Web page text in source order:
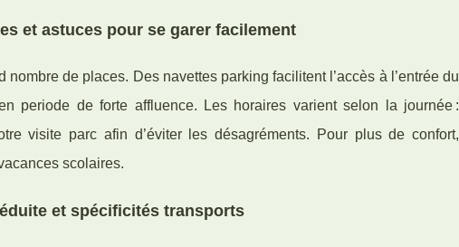
et astuces pour se garer facilement
de places. Des navettes parking facilitent l’accès à l’entrée du
periode de forte affluence. Les horaires varient selon la journée :
visite parc afin d’éviter les désagréments. Pour plus de confort,
scolaires.
et spécificités transports